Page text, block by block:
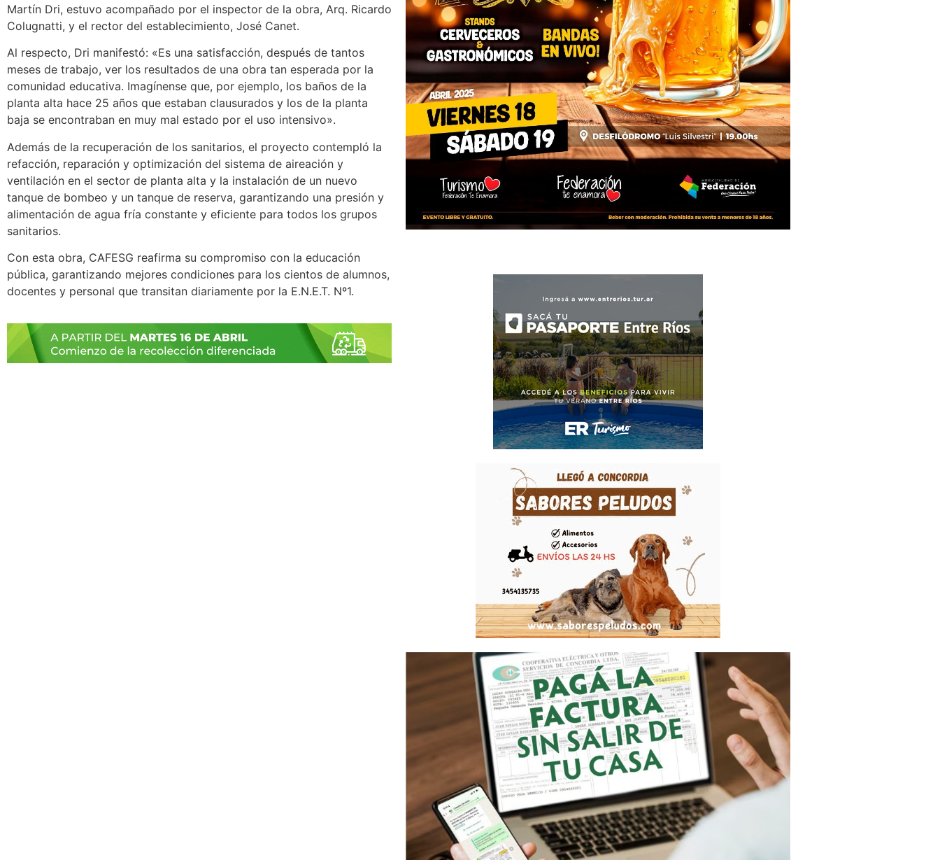
Martín Dri, estuvo acompañado por el inspector de la obra, Arq. Ricardo
Colugnatti, y el rector del establecimiento, José Canet.
Al respecto, Dri manifestó: «Es una satisfacción, después de tantos
meses de trabajo, ver los resultados de una obra tan esperada por la
comunidad educativa. Imagínense que, por ejemplo, los baños de la
planta alta hace 25 años que estaban clausurados y los de la planta
baja se encontraban en muy mal estado por el uso intensivo».
Además de la recuperación de los sanitarios, el proyecto contempló la
refacción, reparación y optimización del sistema de aireación y
ventilación en el sector de planta alta y la instalación de un nuevo
tanque de bombeo y un tanque de reserva, garantizando una presión y
alimentación de agua fría constante y eficiente para todos los grupos
sanitarios.
Con esta obra, CAFESG reafirma su compromiso con la educación
pública, garantizando mejores condiciones para los cientos de alumnos,
docentes y personal que transitan diariamente por la E.N.E.T. Nº1.